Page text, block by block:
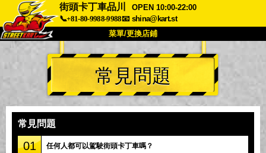
街頭卡丁車品川
OPEN 10:00-22:00
📞+81-80-9988-9988📧 shina@kart.st
菜單/更換店鋪
首頁
關於 規格 價格
顧客聲音
公司
更換店鋪
常見問題
常見問題
01 任何人都可以駕駛街頭卡丁車嗎？